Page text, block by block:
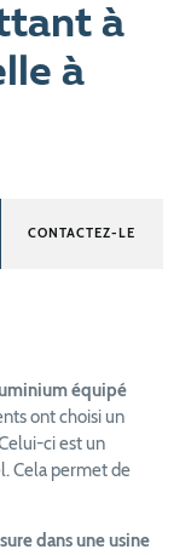
à
à
CONTACTEZ-LE
équipé
ont choisi un
ci est un
Cela permet de
dans une usine